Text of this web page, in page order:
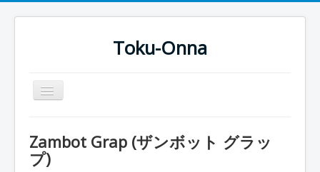
Toku-Onna
Basculer
la
Toku-Actrices
Zambot Grap (ザンボット グラッ
プ)